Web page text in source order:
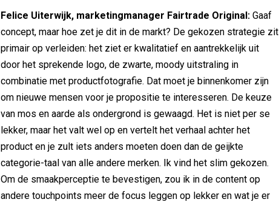
Felice Uiterwijk, marketingmanager Fairtrade Original: Gaaf
concept, maar hoe zet je dit in de markt? De gekozen strategie zit
primair op verleiden: het ziet er kwalitatief en aantrekkelijk uit
door het sprekende logo, de zwarte, moody uitstraling in
combinatie met productfotografie. Dat moet je binnenkomer zijn
om nieuwe mensen voor je propositie te interesseren. De keuze
van mos en aarde als ondergrond is gewaagd. Het is niet per se
lekker, maar het valt wel op en vertelt het verhaal achter het
product en je zult iets anders moeten doen dan de geijkte
categorie-taal van alle andere merken. Ik vind het slim gekozen.
Om de smaakperceptie te bevestigen, zou ik in de content op
andere touchpoints meer de focus leggen op lekker en wat je er